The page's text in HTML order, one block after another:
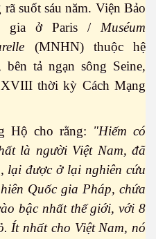
suốt sáu năm. Viện Bảo
gia ở Paris / Muséum
(MNHN) thuộc hệ
tả ngạn sông Seine,
thời kỳ Cách Mạng
Hộ cho rằng: "Hiếm có
là người Việt Nam, đã
lại được ở lại nghiên cứu
Quốc gia Pháp, chứa
bậc nhất thế giới, với 8
Ít nhất cho Việt Nam, nó